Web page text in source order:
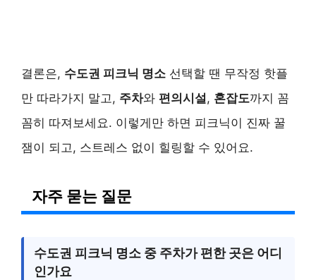
결론은, 수도권 피크닉 명소 선택할 땐 무작정 핫플
만 따라가지 말고, 주차와 편의시설, 혼잡도까지 꼼
꼼히 따져보세요. 이렇게만 하면 피크닉이 진짜 꿀
잼이 되고, 스트레스 없이 힐링할 수 있어요.
자주 묻는 질문
수도권 피크닉 명소 중 주차가 편한 곳은 어디
인가요